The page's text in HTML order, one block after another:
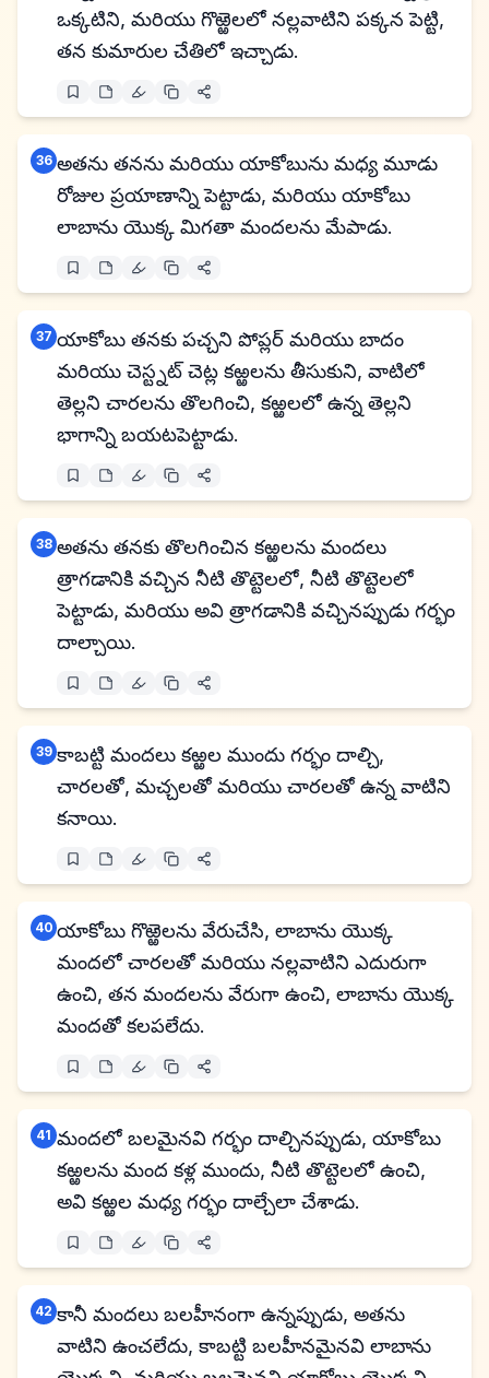
ఒక్కటిని, మరియు గొఱ్ఱెలలో నల్లవాటిని పక్కన పెట్టి,
తన కుమారుల చేతిలో ఇచ్చాడు.
36 అతను తనను మరియు యాకోబును మధ్య మూడు
రోజుల ప్రయాణాన్ని పెట్టాడు, మరియు యాకోబు
లాబాను యొక్క మిగతా మందలను మేపాడు.
37 యాకోబు తనకు పచ్చని పోప్లర్ మరియు బాదం
మరియు చెస్ట్నట్ చెట్ల కఱ్ఱలను తీసుకుని, వాటిలో
తెల్లని చారలను తొలగించి, కఱ్ఱలలో ఉన్న తెల్లని
భాగాన్ని బయటపెట్టాడు.
38 అతను తనకు తొలగించిన కఱ్ఱలను మందలు
త్రాగడానికి వచ్చిన నీటి తొట్టెలలో, నీటి తొట్టెలలో
పెట్టాడు, మరియు అవి త్రాగడానికి వచ్చినప్పుడు గర్భం
దాల్చాయి.
39 కాబట్టి మందలు కఱ్ఱల ముందు గర్భం దాల్చి,
చారలతో, మచ్చలతో మరియు చారలతో ఉన్న వాటిని
కనాయి.
40 యాకోబు గొఱ్ఱెలను వేరుచేసి, లాబాను యొక్క
మందలో చారలతో మరియు నల్లవాటిని ఎదురుగా
ఉంచి, తన మందలను వేరుగా ఉంచి, లాబాను యొక్క
మందతో కలపలేదు.
41 మందలో బలమైనవి గర్భం దాల్చినప్పుడు, యాకోబు
కఱ్ఱలను మంద కళ్ల ముందు, నీటి తొట్టెలలో ఉంచి,
అవి కఱ్ఱల మధ్య గర్భం దాల్చేలా చేశాడు.
42 కానీ మందలు బలహీనంగా ఉన్నప్పుడు, అతను
వాటిని ఉంచలేదు, కాబట్టి బలహీనమైనవి లాబాను